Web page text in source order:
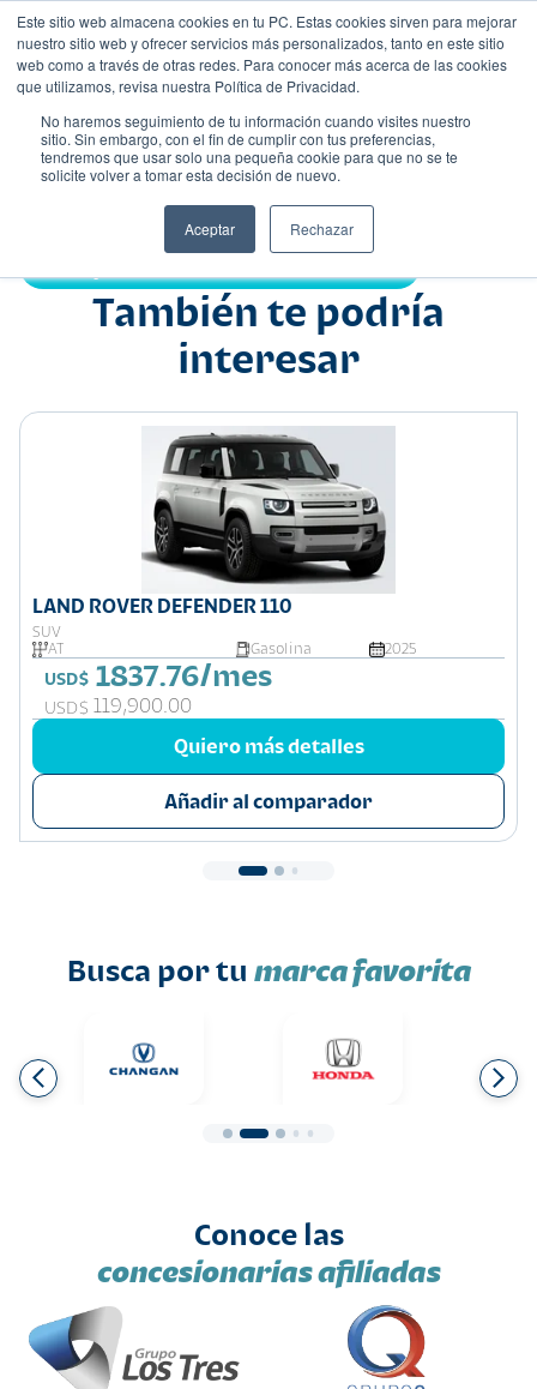
Este sitio web almacena cookies en tu PC. Estas cookies sirven para mejorar
nuestro sitio web y ofrecer servicios más personalizados, tanto en este sitio
web como a través de otras redes. Para conocer más acerca de las cookies
que utilizamos, revisa nuestra Política de Privacidad.
No haremos seguimiento de tu información cuando visites nuestro
sitio. Sin embargo, con el fin de cumplir con tus preferencias,
tendremos que usar solo una pequeña cookie para que no se te
solicite volver a tomar esta decisión de nuevo.
Aceptar Rechazar
Nombre
También te podría
interesar
LAND ROVER DEFENDER 110
SUV
AT
Gasolina 2025
USD$ 1837.76/mes
USD$ 119,900.00
Quiero más detalles
Añadir al comparador
Busca por tu marca favorita
Conoce las
concesionarias afiliadas